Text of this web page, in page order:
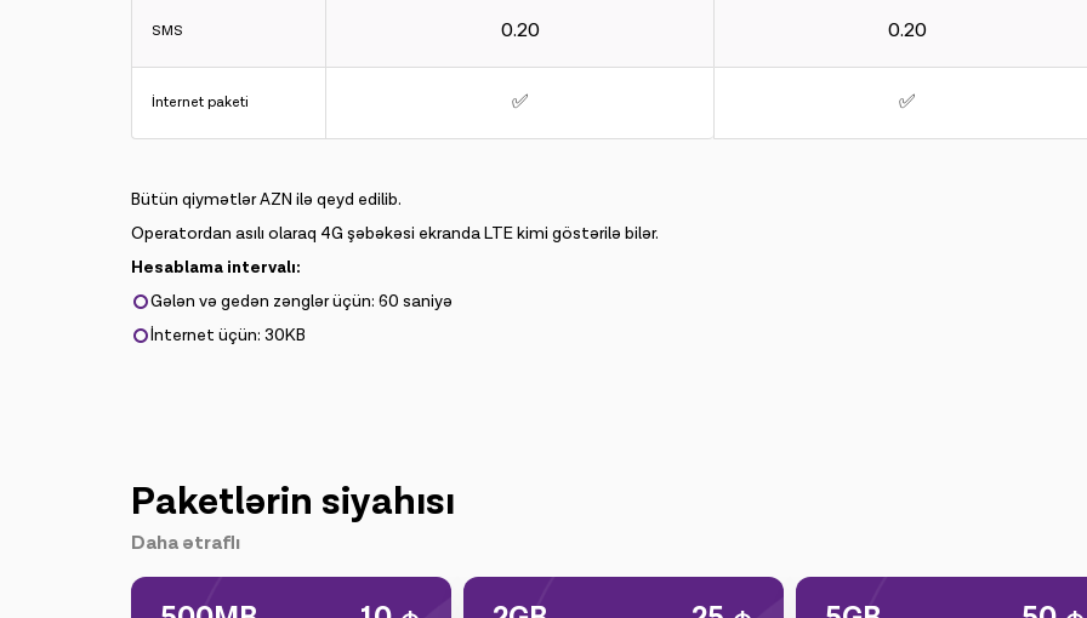
SMS
İnternet paketi
0.20
✅
0.20
✅
Bütün qiymətlər AZN ilə qeyd edilib.
Operatordan asılı olaraq 4G şəbəkəsi ekranda LTE kimi göstərilə bilər.
Hesablama intervalı:
Gələn və gedən zənglər üçün: 60 saniyə
İnternet üçün: 30KB
Paketlərin siyahısı
Daha ətraflı